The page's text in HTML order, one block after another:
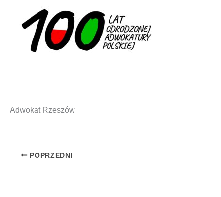
Adwo­kat Rzeszów
POPRZEDNI